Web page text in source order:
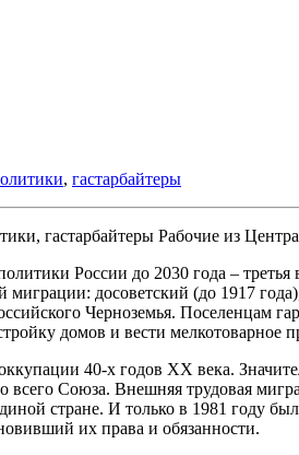
, гастарбайтеры
Рабочие из
России до 2030 года –
досоветский (до 1917
Черноземья. Поселенцам
домов и вести мелкотоварное
40-х годов XX века.
Союза. Внешняя трудовая
стране. И только в 1981 году
их права и обязанности.